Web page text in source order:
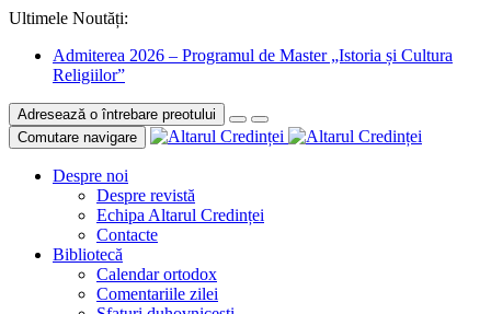
Ultimele Noutăți:
Admiterea 2026 – Programul de Master „Istoria și Cultura
Religiilor”
Adresează o întrebare preotului
Comutare navigare
Despre noi
Despre revistă
Echipa Altarul Credinței
Contacte
Bibliotecă
Calendar ortodox
Comentariile zilei